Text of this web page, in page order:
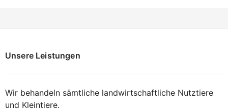
Unsere Leistungen
Wir behandeln sämtliche landwirtschaftliche Nutztiere
und Kleintiere.